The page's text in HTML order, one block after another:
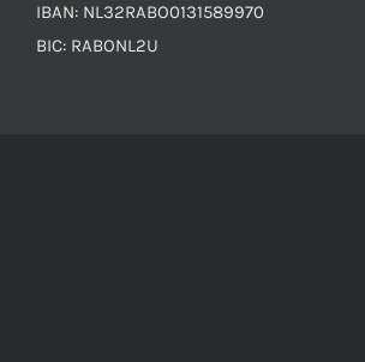
IBAN: NL32RABO0131589970
BIC: RABONL2U